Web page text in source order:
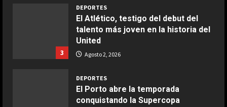
COCINA
Boquerones fritos en freidora de
aire
COCINA
3
DEPORTES
El Atlético, testigo del debut del
talento más joven en la historia del
United
Agosto 2, 2026
DEPORTES
El Porto abre la temporada
conquistando la Supercopa